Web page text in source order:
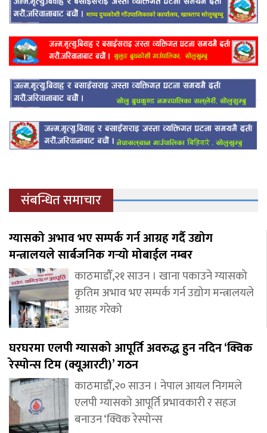
संबन्धित समाचार
ग्यासको अभाव भए सम्पर्क गर्न आग्रह गर्दै उद्योग
मन्त्रालयले सार्बजनिक गर्‍यो मोबाईल नम्बर
काठमाडौँ,२१ साउन । खाना पकाउने ग्यासको
कृतिम अभाव भए सम्पर्क गर्न उद्योग मन्त्रालयले
आग्रह गरेको
घरघरमा एलपी ग्यासको आपूर्ति अवरुद्ध हुन नदिन ‘क्विक
रेस्पोन्स टिम (क्यूआरटी)’ गठन
काठमाडौँ,२० साउन । नेपाल आयल निगमले
एलपी ग्यासको आपूर्ति प्रभावकारी र सहज
बनाउन ‘क्विक रेस्पोन्स